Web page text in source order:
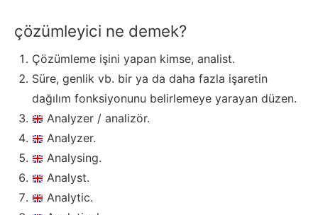
çözümleyici ne demek?
Çözümleme işini yapan kimse, analist.
Süre, genlik vb. bir ya da daha fazla işaretin
dağılım fonksiyonunu belirlemeye yarayan düzen.
Analyzer / analizör.
Analyzer.
Analysing.
Analyst.
Analytic.